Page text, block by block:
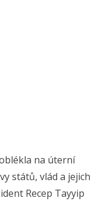
na úterní
států, vlád a jejich
Recep Tayyip